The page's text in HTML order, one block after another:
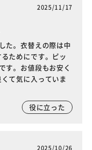
2025/11/17
た。衣替えの際は中
ためにです。ピッ
す。お値段もお安く
て気に入っていま
役に立った
2025/10/26